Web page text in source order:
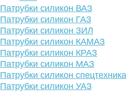
Патрубки силикон ВАЗ
Патрубки силикон ГАЗ
Патрубки силикон ЗИЛ
Патрубки силикон КАМАЗ
Патрубки силикон КРАЗ
Патрубки силикон МАЗ
Патрубки силикон спецтехника
Патрубки силикон УАЗ